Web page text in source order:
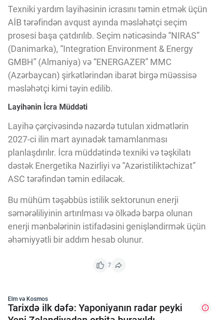
Texniki yardım layihəsinin icrasını təmin etmək üçün
AİB tərəfindən avqust ayında məsləhətçi seçim
prosesi başa çatdırılıb. Seçim nəticəsində “NIRAS”
(Danimarka), “Integration Environment & Energy
GMBH” (Almaniya) və “ENERGAZER” MMC
(Azərbaycan) şirkətlərindən ibarət birgə müəssisə
məsləhətçi kimi təyin edilib.
Layihənin İcra Müddəti
Layihə çərçivəsində nəzərdə tutulan xidmətlərin
2027-ci ilin mart ayınadək tamamlanması
planlaşdırılır. İcra müddətində texniki və təşkilatı
dəstək Energetika Nazirliyi və “Azəristiliktəchizat”
ASC tərəfindən təmin ediləcək.
Bu mühüm təşəbbüs istilik sektorunun enerji
səmərəliliyinin artırılması və ölkədə bərpa olunan
enerji mənbələrinin istifadəsini genişləndirmək üçün
əhəmiyyətli bir addım hesab olunur.
7
Elm və Kosmos
Tarixdə ilk dəfə: Yaponiyanın radar peyki